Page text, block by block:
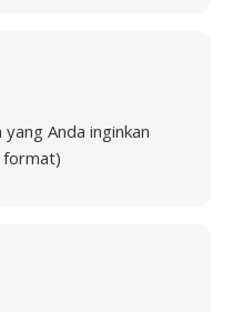
Anda inginkan
format)